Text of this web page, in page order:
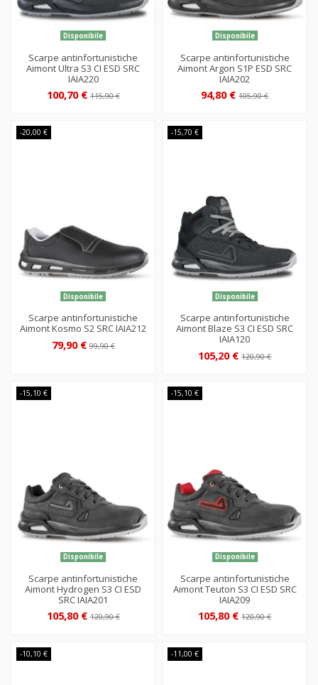
Disponibile
Scarpe antinfortunistiche
Aimont Ultra S3 CI ESD SRC
IAIA220
100,70 €115,90 €
Disponibile
Scarpe antinfortunistiche
Aimont Argon S1P ESD SRC
IAIA202
94,80 €105,90 €
-20,00 €
Disponibile
Scarpe antinfortunistiche
Aimont Kosmo S2 SRC IAIA212
79,90 €99,90 €
-15,70 €
Disponibile
Scarpe antinfortunistiche
Aimont Blaze S3 CI ESD SRC
IAIA120
105,20 €120,90 €
-15,10 €
Disponibile
Scarpe antinfortunistiche
Aimont Hydrogen S3 CI ESD
SRC IAIA201
105,80 €120,90 €
-15,10 €
Disponibile
Scarpe antinfortunistiche
Aimont Teuton S3 CI ESD SRC
IAIA209
105,80 €120,90 €
-10,10 € -11,00 €